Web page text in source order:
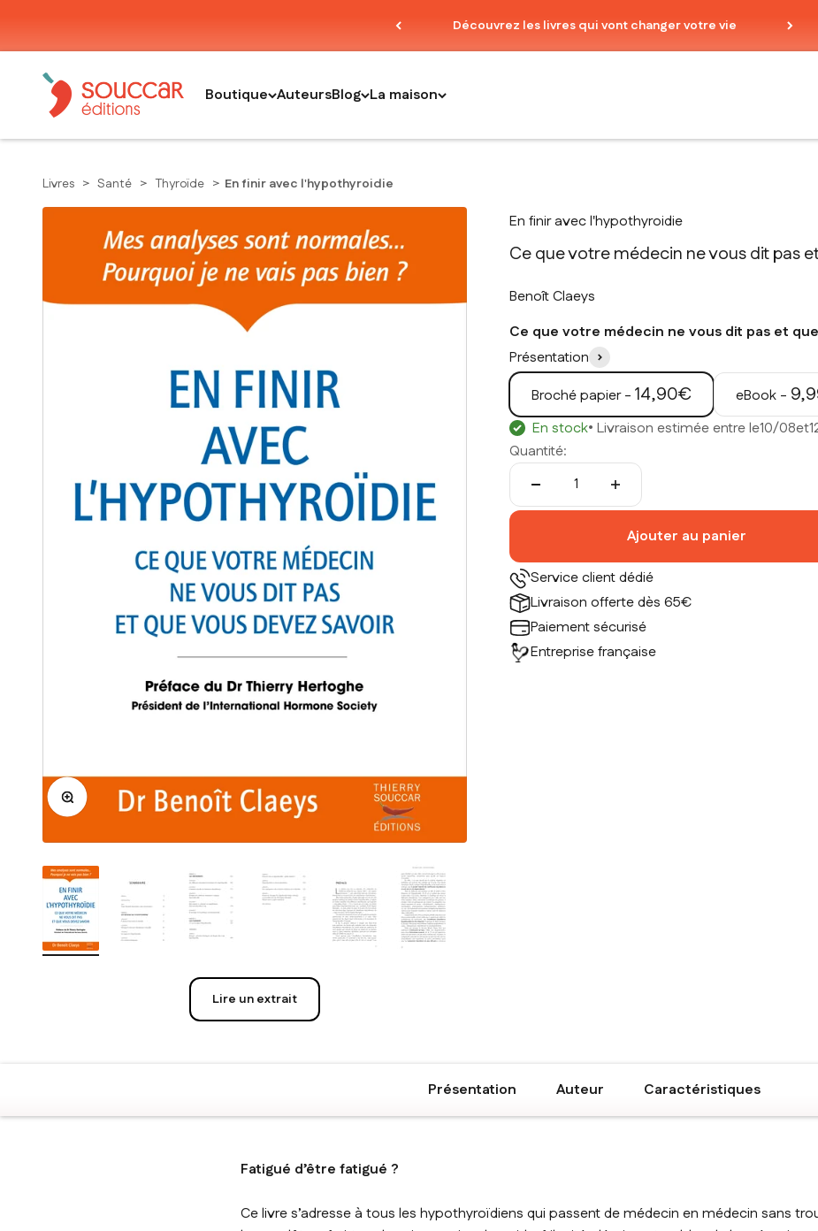
Découvrez les livres qui vont changer votre vie
Boutique AuteursBlog La maison
Thierry Souccar Editions
Livres > Santé > Thyroïde > En finir avec l'hypothyroidie
Zoomer sur l'image
Lire un extrait
En finir avec l'hypothyroidie
Ce que votre médecin ne vous dit pas
Benoît Claeys
Ce que votre médecin ne vous dit pas et
Présentation
Broché papier - Prix de vente
14,90€ eBook -
En stock• Livraison estimée entre le10/08et
Quantité:
Ajouter au panier
Service client dédié
Livraison offerte dès 65€
Paiement sécurisé
Entreprise française
Présentation Auteur Caractéristiques
Fatigué d’être fatigué ?
Ce livre s’adresse à tous les hypothyroïdiens qui passent de médecin en médecin sans